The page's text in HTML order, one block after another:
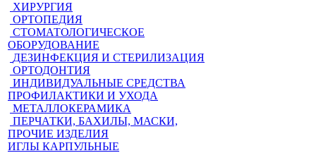
ХИРУРГИЯ
ОРТОПЕДИЯ
СТОМАТОЛОГИЧЕСКОЕ
ОБОРУДОВАНИЕ
ДЕЗИНФЕКЦИЯ И СТЕРИЛИЗАЦИЯ
ОРТОДОНТИЯ
ИНДИВИДУАЛЬНЫЕ СРЕДСТВА
ПРОФИЛАКТИКИ И УХОДА
МЕТАЛЛОКЕРАМИКА
ПЕРЧАТКИ, БАХИЛЫ, МАСКИ,
ПРОЧИЕ ИЗДЕЛИЯ
ИГЛЫ КАРПУЛЬНЫЕ